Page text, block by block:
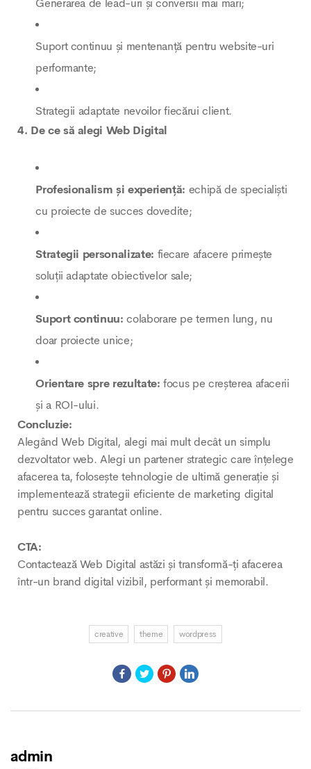
Generarea de lead-uri și conversii mai mari;
Suport continuu și mentenanță pentru website-uri
performante;
Strategii adaptate nevoilor fiecărui client.
4. De ce să alegi Web Digital
Profesionalism și experiență: echipă de specialiști
cu proiecte de succes dovedite;
Strategii personalizate: fiecare afacere primește
soluții adaptate obiectivelor sale;
Suport continuu: colaborare pe termen lung, nu
doar proiecte unice;
Orientare spre rezultate: focus pe creșterea afacerii
și a ROI-ului.
Concluzie:
Alegând Web Digital, alegi mai mult decât un simplu
dezvoltator web. Alegi un partener strategic care înțelege
afacerea ta, folosește tehnologie de ultimă generație și
implementează strategii eficiente de marketing digital
pentru succes garantat online.
CTA:
Contactează Web Digital astăzi și transformă-ți afacerea
într-un brand digital vizibil, performant și memorabil.
creative theme wordpress
admin